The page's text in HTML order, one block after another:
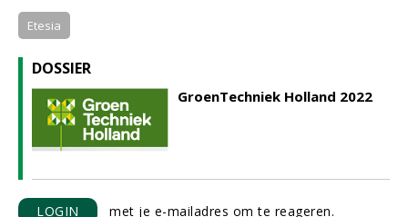
Etesia
DOSSIER
GroenTechniek Holland 2022
LOGIN met je e-mailadres om te reageren.